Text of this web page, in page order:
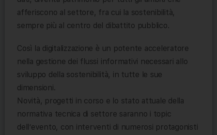
afferiscono al settore, fra cui la sostenibilità,
sempre più al centro del dibattito pubblico.
Così la digitalizzazione è un potente acceleratore
nella gestione dei flussi informativi necessari allo
sviluppo della sostenibilità, in tutte le sue
dimensioni.
Novità, progetti in corso e lo stato attuale della
normativa tecnica di settore saranno i topic
dell’evento, con interventi di numerosi protagonisti